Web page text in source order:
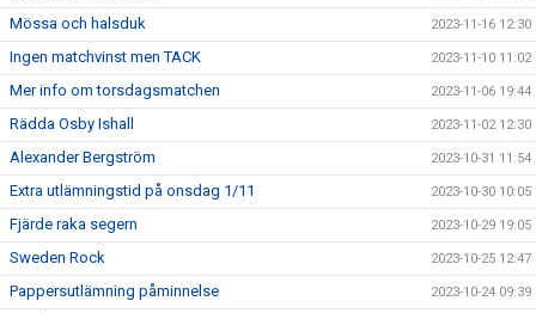
Mössa och halsduk 2023-11-16 12:30
Ingen matchvinst men TACK 2023-11-10 11:02
Mer info om torsdagsmatchen 2023-11-06 19:44
Rädda Osby Ishall 2023-11-02 12:30
Alexander Bergström 2023-10-31 11:54
Extra utlämningstid på onsdag 1/11 2023-10-30 10:05
Fjärde raka segern 2023-10-29 19:05
Sweden Rock 2023-10-25 12:47
Pappersutlämning påminnelse 2023-10-24 09:39